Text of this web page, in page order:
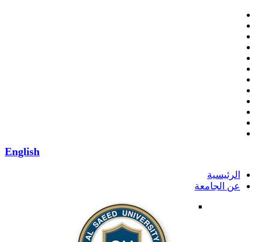
English
الرئيسية
عن الجامعة